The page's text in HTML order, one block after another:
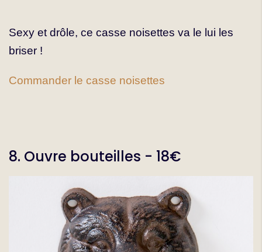
Sexy et drôle, ce casse noisettes va le lui les
briser !
Commander le casse noisettes
8. Ouvre bouteilles - 18€